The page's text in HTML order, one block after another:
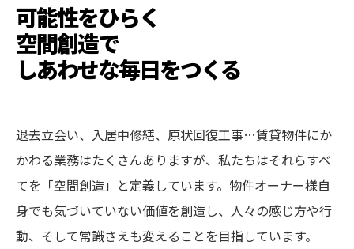
可能性をひらく
空間創造で
しあわせな毎日をつくる
退去立会い、入居中修繕、原状回復工事…賃貸物件にか
かわる業務はたくさんありますが、私たちはそれらすべ
てを「空間創造」と定義しています。物件オーナー様自
身でも気づいていない価値を創造し、人々の感じ方や行
動、そして常識さえも変えることを目指しています。